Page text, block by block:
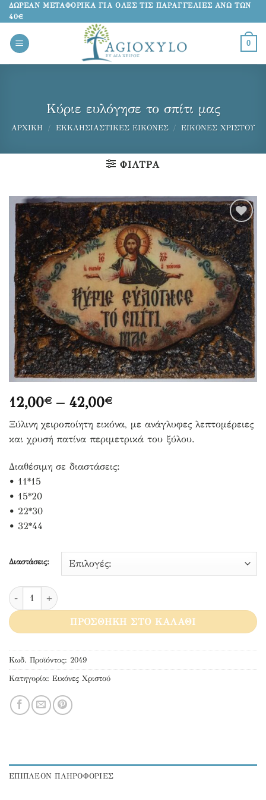
Μετάβαση
στο
περιεχόμενο
ΔΩΡΕΑΝ ΜΕΤΑΦΟΡΙΚΑ ΓΙΑ ΟΛΕΣ ΤΙΣ ΠΑΡΑΓΓΕΛΙΕΣ ΑΝΩ ΤΩΝ
40€
0
Κύριε ευλόγησε το σπίτι μας
ΑΡΧΙΚΉ / ΕΚΚΛΗΣΙΑΣΤΙΚΈΣ ΕΙΚΌΝΕΣ / ΕΙΚΌΝΕΣ ΧΡΙΣΤΟΎ
ΦΊΛΤΡΑ
Προσθήκη
στα
αγαπημένα
12,00€ – 42,00€Price
range:
12,00€
through
Ξύλινη χειροποίητη εικόνα, με ανάγλυφες λεπτομέρειες
και χρυσή πατίνα περιμετρικά του ξύλου.
Διαθέσιμη σε διαστάσεις:
• 11*15
• 15*20
• 22*30
• 32*44
Διαστάσεις:
Κύριε ευλόγησε το σπίτι μας ποσότητα
ΠΡΟΣΘΉΚΗ ΣΤΟ ΚΑΛΆΘΙ
Κωδ. Προϊόντος: 2049
Κατηγορία: Εικόνες Χριστού
ΕΠΙΠΛΕΟΝ ΠΛΗΡΟΦΟΡΙΕΣ